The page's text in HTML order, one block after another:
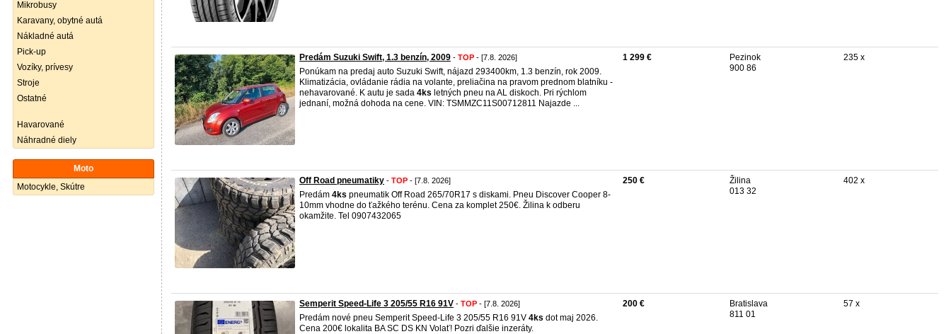
Mikrobusy
Karavany, obytné autá
Nákladné autá
Pick-up
Vozíky, prívesy
Stroje
Ostatné
Havarované
Náhradné diely
Moto
Motocykle, Skútre
Predám Suzuki Swift, 1.3 benzín, 2009 - TOP - [7.8. 2026]
Ponúkam na predaj auto Suzuki Swift, nájazd 293400km, 1.3 benzín, rok 2009.
Klimatizácia, ovládanie rádia na volante, preliačina na pravom prednom blatníku -
nehavarované. K autu je sada 4ks letných pneu na AL diskoch. Pri rýchlom
jednaní, možná dohoda na cene. VIN: TSMMZC11S00712811 Najazde ...
1 299 €
Pezinok
900 86
235 x
Off Road pneumatiky - TOP - [7.8. 2026]
Predám 4ks pneumatik Off Road 265/70R17 s diskami. Pneu Discover Cooper 8-
10mm vhodne do ťažkého terénu. Cena za komplet 250€. Žilina k odberu
okamžite. Tel 0907432065
250 €
Žilina
013 32
402 x
Semperit Speed-Life 3 205/55 R16 91V - TOP - [7.8. 2026]
Predám nové pneu Semperit Speed-Life 3 205/55 R16 91V 4ks dot maj 2026.
Cena 200€ lokalita BA SC DS KN Volať! Pozri ďalšie inzeráty.
200 €
Bratislava
811 01
57 x